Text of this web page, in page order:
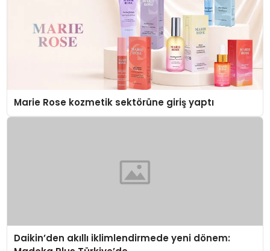
Marie Rose kozmetik sektörüne giriş yaptı
Daikin’den akıllı iklimlendirmede yeni dönem: